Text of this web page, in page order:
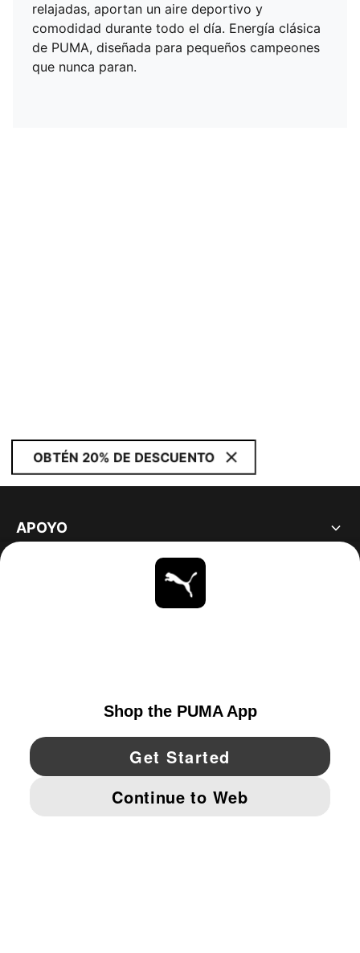
relajadas, aportan un aire deportivo y
comodidad durante todo el día. Energía clásica
de PUMA, diseñada para pequeños campeones
que nunca paran.
OBTÉN 20% DE DESCUENTO
APOYO
YouTube Twitter Pinterest
IMPRINT AND LEGAL DATA